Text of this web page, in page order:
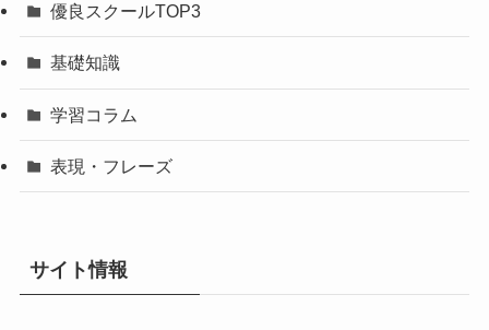
優良スクールTOP3
基礎知識
学習コラム
表現・フレーズ
サイト情報